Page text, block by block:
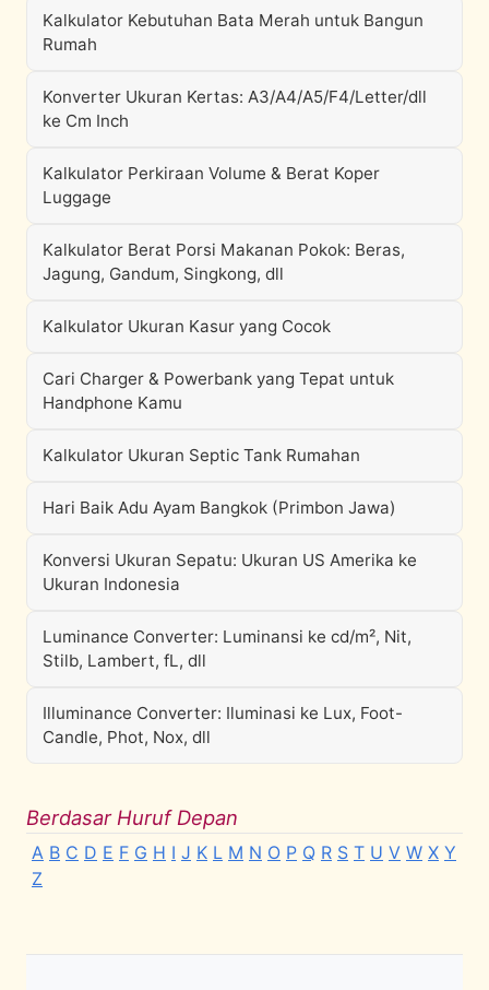
Kalkulator Kebutuhan Bata Merah untuk Bangun
Rumah
Konverter Ukuran Kertas: A3/A4/A5/F4/Letter/dll
ke Cm Inch
Kalkulator Perkiraan Volume & Berat Koper
Luggage
Kalkulator Berat Porsi Makanan Pokok: Beras,
Jagung, Gandum, Singkong, dll
Kalkulator Ukuran Kasur yang Cocok
Cari Charger & Powerbank yang Tepat untuk
Handphone Kamu
Kalkulator Ukuran Septic Tank Rumahan
Hari Baik Adu Ayam Bangkok (Primbon Jawa)
Konversi Ukuran Sepatu: Ukuran US Amerika ke
Ukuran Indonesia
Luminance Converter: Luminansi ke cd/m², Nit,
Stilb, Lambert, fL, dll
Illuminance Converter: Iluminasi ke Lux, Foot-
Candle, Phot, Nox, dll
Berdasar Huruf Depan
A B C D E F G H I J K L M N O P Q R S T U V W X Y
Z